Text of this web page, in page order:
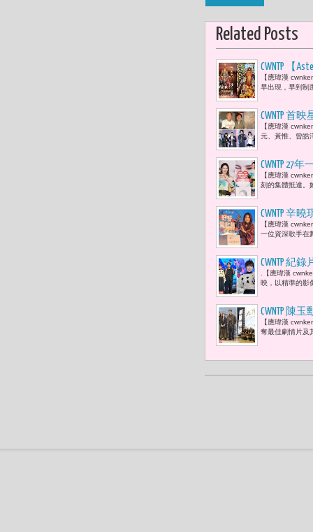
Related Posts
CWNTP 【
好，人先
【應瑋漢
早出現，早到制
CWNTP 首
鐘獎個人
【應瑋漢
元、黃惟、曾皓
CWNTP 27
能量 溫暖
【應瑋漢
刻的集體抵達。
CWNTP 辛
了。」
【應瑋漢
一位資深歌手在
CWNTP 紀
軍時刻 曾
.【應瑋漢
映，以精準的影
CWNTP 陳
驊、劉冠
【應瑋漢
奪最佳劇情片及